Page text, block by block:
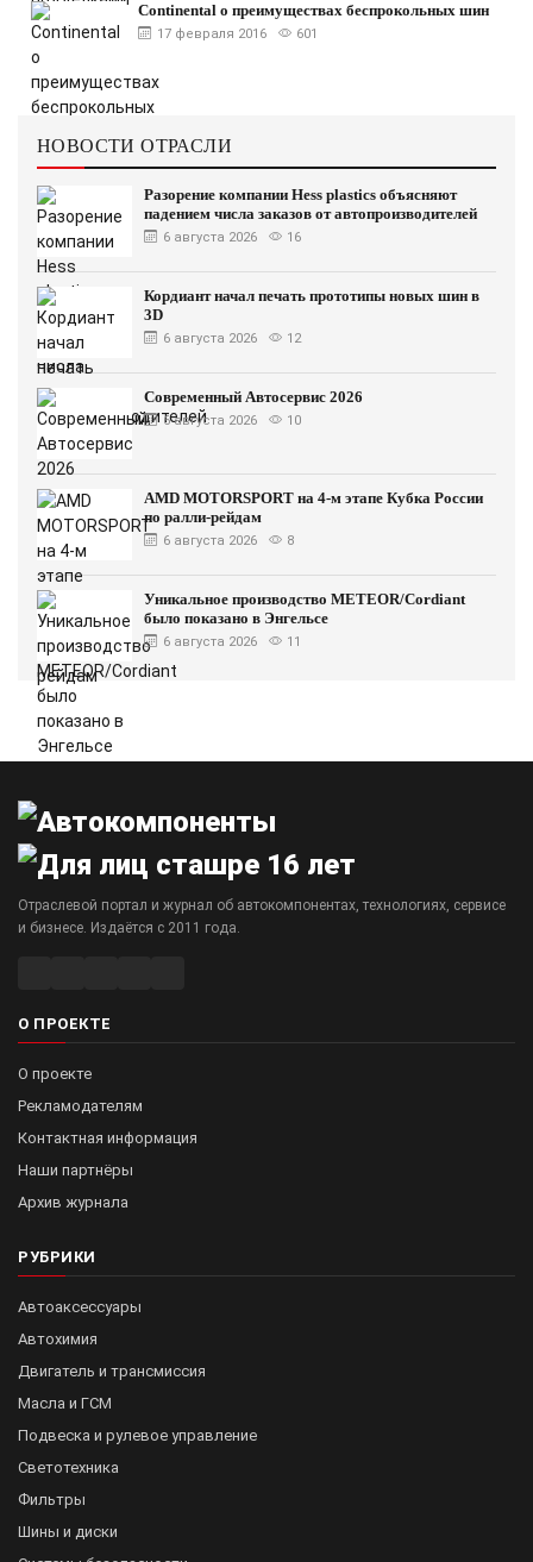
Continental о преимуществах беспрокольных шин
17 февраля 2016 601
НОВОСТИ ОТРАСЛИ
Разорение компании Hess plastics объясняют
падением числа заказов от автопроизводителей
6 августа 2026 16
Кордиант начал печать прототипы новых шин в
3D
6 августа 2026 12
Современный Автосервис 2026
6 августа 2026 10
AMD MOTORSPORT на 4-м этапе Кубка России
по ралли-рейдам
6 августа 2026 8
Уникальное производство METEOR/Cordiant
было показано в Энгельсе
6 августа 2026 11
Отраслевой портал и журнал об автокомпонентах, технологиях, сервисе
и бизнесе. Издаётся с 2011 года.
О ПРОЕКТЕ
О проекте
Рекламодателям
Контактная информация
Наши партнёры
Архив журнала
РУБРИКИ
Автоаксессуары
Автохимия
Двигатель и трансмиссия
Масла и ГСМ
Подвеска и рулевое управление
Светотехника
Фильтры
Шины и диски